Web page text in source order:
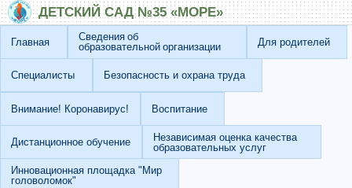
Перейти к основному содержанию
Skip to searchДЕТСКИЙ САД №35 «МОРЕ»
Главная
Сведения об
образовательной организации
Для родителей
Специалисты Безопасность и охрана труда
Внимание! Коронавирус! Воспитание
Дистанционное обучение
Независимая оценка качества
образовательных услуг
Инновационная площадка "Мир
головоломок"